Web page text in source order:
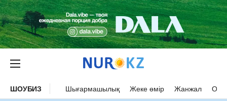
ШОУБИЗ Шығармашылық Жеке өмір Жанжал